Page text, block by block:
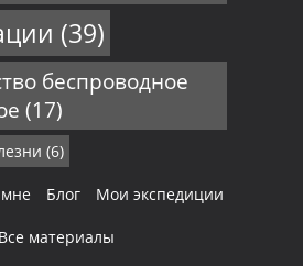
(39)
беспроводное
(17)
(6)
Блог Мои экспедиции
Все материалы